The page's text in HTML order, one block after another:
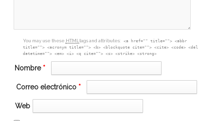
You may use these HTMLtags and attributes:
<a href="" title=""> <abbr
title=""> <acronym title=""> <b> <blockquote cite=""> <cite> <code> <del
datetime=""> <em> <i> <q cite=""> <s> <strike> <strong>
Nombre *
Correo electrónico *
Web